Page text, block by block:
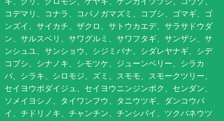
コデマリ、コナラ、コバノガマズミ、コブシ、ゴマギ、ゴ
ンズイ、サイカチ、ザクロ、サトウカエデ、サラサドウダ
ン、サルスベリ、サワグルミ、サワフタギ、サンザシ、サ
ンシュユ、サンショウ、シジミバナ、シダレヤナギ、シデ
コブシ、シナノキ、シモツケ、ジューンベリー、シラカ
バ、シラキ、シロモジ、ズミ、スモモ、スモークツリー、
セイヨウボダイジュ、セイヨウニンジンボク、センダン、
ソメイヨシノ、タイワンフウ、タニウツギ、ダンコウバ
イ、チドリノキ、チャンチン、チンシバイ、ツクバネウツ